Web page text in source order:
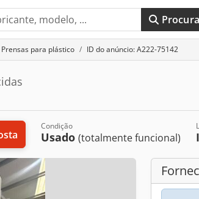
Prensas para plástico ID do anúncio: A222-75142
Condição
Usado(totalmente funcional)